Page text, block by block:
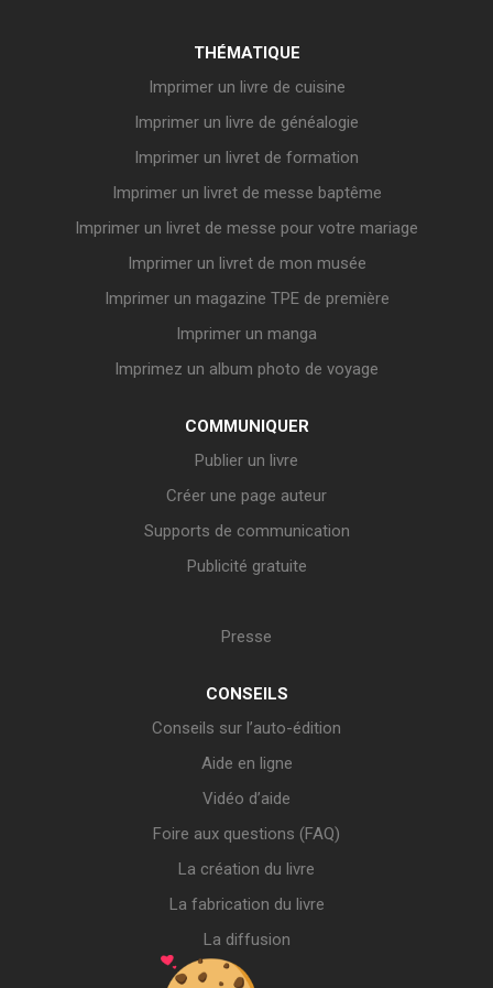
THÉMATIQUE
Imprimer un livre de cuisine
Imprimer un livre de généalogie
Imprimer un livret de formation
Imprimer un livret de messe baptême
Imprimer un livret de messe pour votre mariage
Imprimer un livret de mon musée
Imprimer un magazine TPE de première
Imprimer un manga
Imprimez un album photo de voyage
COMMUNIQUER
Publier un livre
Créer une page auteur
Supports de communication
Publicité gratuite
Presse
CONSEILS
Conseils sur l’auto-édition
Aide en ligne
Vidéo d’aide
Foire aux questions (FAQ)
La création du livre
La fabrication du livre
La diffusion